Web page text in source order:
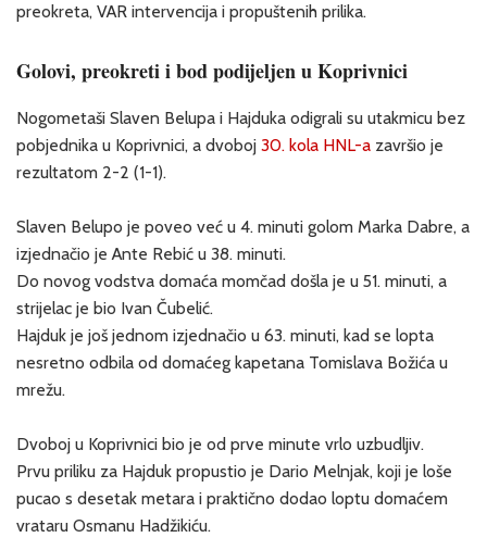
preokreta, VAR intervencija i propuštenih prilika.
Golovi, preokreti i bod podijeljen u Koprivnici
Nogometaši Slaven Belupa i Hajduka odigrali su utakmicu bez
pobjednika u Koprivnici, a dvoboj 30. kola HNL-a završio je
rezultatom 2-2 (1-1).
Slaven Belupo je poveo već u 4. minuti golom Marka Dabre, a
izjednačio je Ante Rebić u 38. minuti.
Do novog vodstva domaća momčad došla je u 51. minuti, a
strijelac je bio Ivan Čubelić.
Hajduk je još jednom izjednačio u 63. minuti, kad se lopta
nesretno odbila od domaćeg kapetana Tomislava Božića u
mrežu.
Dvoboj u Koprivnici bio je od prve minute vrlo uzbudljiv.
Prvu priliku za Hajduk propustio je Dario Melnjak, koji je loše
pucao s desetak metara i praktično dodao loptu domaćem
vrataru Osmanu Hadžikiću.